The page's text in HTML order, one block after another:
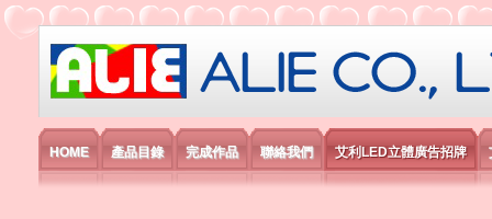
艾利國際電子有限公司
HOME 產品目錄 完成作品 聯絡我們 艾利LED立體廣告招牌